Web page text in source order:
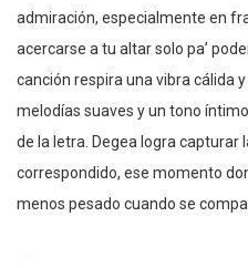
admiración, especialmente en
acercarse a tu altar solo pa’
canción respira una vibra cálida
melodías suaves y un tono
de la letra. Degea logra capturar
correspondido, ese momento
menos pesado cuando se